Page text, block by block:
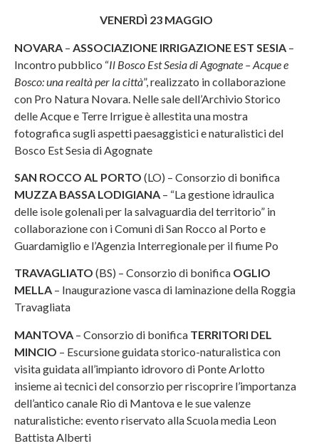
VENERDÌ 23 MAGGIO
NOVARA – ASSOCIAZIONE IRRIGAZIONE EST SESIA –
Incontro pubblico “Il Bosco Est Sesia di Agognate – Acque e
Bosco: una realtà per la città”, realizzato in collaborazione
con Pro Natura Novara. Nelle sale dell’Archivio Storico
delle Acque e Terre Irrigue è allestita una mostra
fotografica sugli aspetti paesaggistici e naturalistici del
Bosco Est Sesia di Agognate
SAN ROCCO AL PORTO (LO) – Consorzio di bonifica
MUZZA BASSA LODIGIANA – “La gestione idraulica
delle isole golenali per la salvaguardia del territorio” in
collaborazione con i Comuni di San Rocco al Porto e
Guardamiglio e l’Agenzia Interregionale per il fiume Po
TRAVAGLIATO (BS) – Consorzio di bonifica OGLIO
MELLA – Inaugurazione vasca di laminazione della Roggia
Travagliata
MANTOVA – Consorzio di bonifica TERRITORI DEL
MINCIO – Escursione guidata storico-naturalistica con
visita guidata all’impianto idrovoro di Ponte Arlotto
insieme ai tecnici del consorzio per riscoprire l’importanza
dell’antico canale Rio di Mantova e le sue valenze
naturalistiche: evento riservato alla Scuola media Leon
Battista Alberti